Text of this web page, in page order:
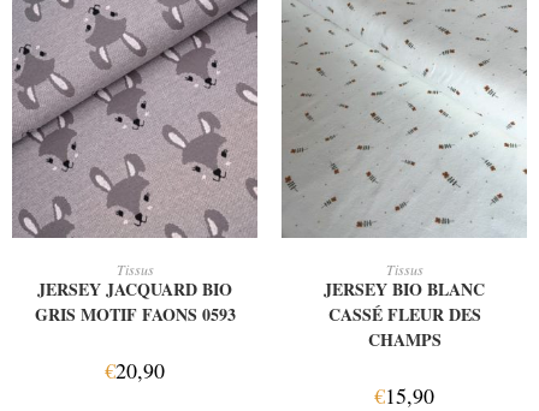
Tissus
JERSEY JACQUARD BIO
GRIS MOTIF FAONS 0593
€20,90
Tissus
JERSEY BIO BLANC
CASSÉ FLEUR DES
CHAMPS
€15,90